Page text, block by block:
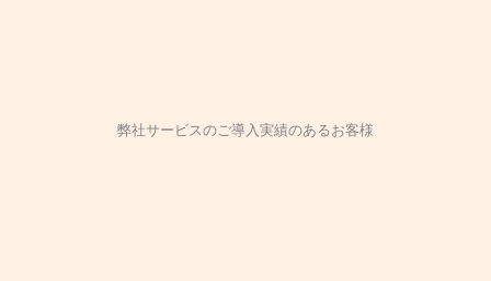
弊社サービスのご導入実績のあるお客様